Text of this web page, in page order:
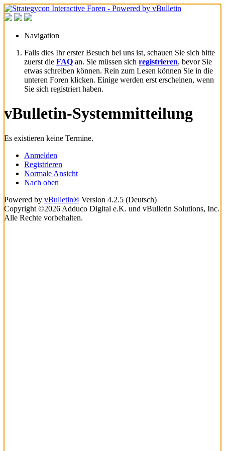
Navigation
Falls dies Ihr erster Besuch bei uns ist, schauen Sie sich bitte
zuerst die FAQ an. Sie müssen sich registrieren, bevor Sie
etwas schreiben können. Rein zum Lesen können Sie in die
unteren Foren klicken. Einige werden erst erscheinen, wenn
Sie sich registriert haben.
vBulletin-Systemmitteilung
Es existieren keine Termine.
Anmelden
Registrieren
Normale Ansicht
Nach oben
Powered by vBulletin® Version 4.2.5 (Deutsch)
Copyright ©2026 Adduco Digital e.K. und vBulletin Solutions, Inc.
Alle Rechte vorbehalten.